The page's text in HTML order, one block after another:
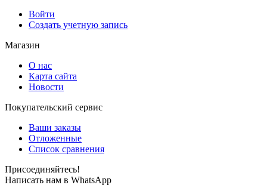
Войти
Создать учетную запись
Магазин
О нас
Карта сайта
Новости
Покупательский сервис
Ваши заказы
Отложенные
Список сравнения
Присоединяйтесь!
Написать нам в WhatsApp